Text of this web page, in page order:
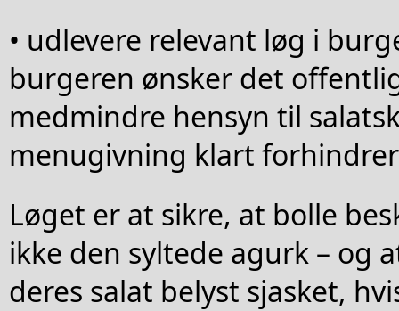
• udlevere relevant løg i
burgeren ønsker det
medmindre hensyn til
menugivning klart
Løget er at sikre, at bolle
ikke den syltede agurk – og
deres salat belyst sjasket,